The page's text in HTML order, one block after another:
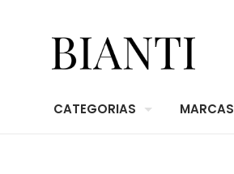
CATEGORIAS MARCAS